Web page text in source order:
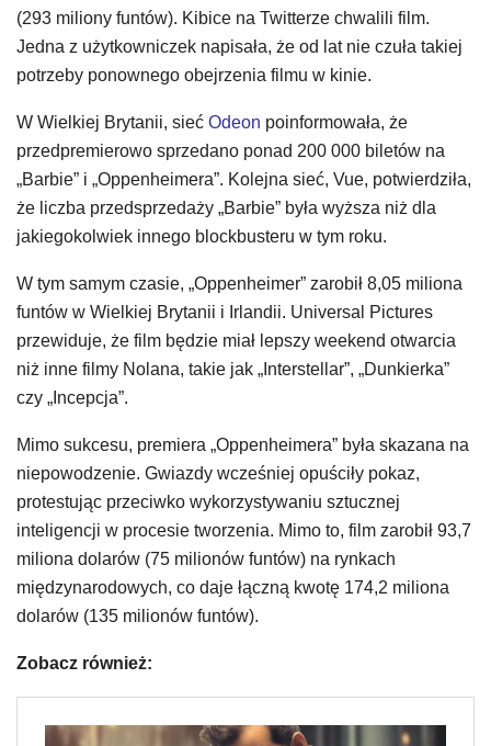
(293 miliony funtów). Kibice na Twitterze chwalili film.
Jedna z użytkowniczek napisała, że od lat nie czuła takiej
potrzeby ponownego obejrzenia filmu w kinie.
W Wielkiej Brytanii, sieć Odeon poinformowała, że
przedpremierowo sprzedano ponad 200 000 biletów na
„Barbie” i „Oppenheimera”. Kolejna sieć, Vue, potwierdziła,
że liczba przedsprzedaży „Barbie” była wyższa niż dla
jakiegokolwiek innego blockbusteru w tym roku.
W tym samym czasie, „Oppenheimer” zarobił 8,05 miliona
funtów w Wielkiej Brytanii i Irlandii. Universal Pictures
przewiduje, że film będzie miał lepszy weekend otwarcia
niż inne filmy Nolana, takie jak „Interstellar”, „Dunkierka”
czy „Incepcja”.
Mimo sukcesu, premiera „Oppenheimera” była skazana na
niepowodzenie. Gwiazdy wcześniej opuściły pokaz,
protestując przeciwko wykorzystywaniu sztucznej
inteligencji w procesie tworzenia. Mimo to, film zarobił 93,7
miliona dolarów (75 milionów funtów) na rynkach
międzynarodowych, co daje łączną kwotę 174,2 miliona
dolarów (135 milionów funtów).
Zobacz również: